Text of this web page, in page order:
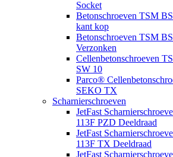
Socket
Betonschroeven TSM
kant kop
Betonschroeven TSM
Verzonken
Cellenbetonschroeven
SW 10
Parco®
SEKO TX
Scharnierschroeven
JetFast
113F PZD Deeldraad
JetFast
113F TX Deeldraad
JetFast